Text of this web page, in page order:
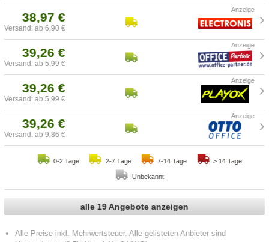
38,97 €
Versand: ab 6,90 €
39,26 €
Versand: ab 5,99 €
39,26 €
Versand: ab 5,99 €
39,26 €
Versand: ab 9,86 €
0-2 Tage 2-7 Tage 7-14 Tage > 14 Tage
Unbekannt
alle 19 Angebote anzeigen